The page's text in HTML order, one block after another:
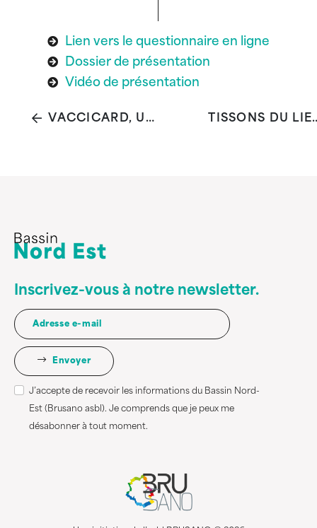
Lien vers le questionnaire en ligne
Dossier de présentation
Vidéo de présentation
VACCICARD, UN NOUVEL OUTIL NUMÉRIQUE POUR L’ENREGISTREMENT DES VACCINATIONS
Inscrivez-vous à notre newsletter.
Envoyer
J’accepte de recevoir les informations du Bassin Nord-
Est (Brusano asbl). Je comprends que je peux me
désabonner à tout moment.